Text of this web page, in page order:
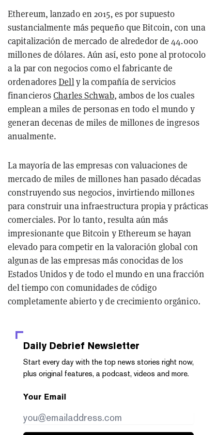
Ethereum, lanzado en 2015, es por supuesto
sustancialmente más pequeño que Bitcoin, con una
capitalización de mercado de alrededor de 44.000
millones de dólares. Aún así, esto pone al protocolo
a la par con negocios como el fabricante de
ordenadoresDelly la compañía de servicios
financierosCharles Schwab, ambos de los cuales
emplean a miles de personas en todo el mundo y
generan decenas de miles de millones de ingresos
anualmente.
La mayoría de las empresas con valuaciones de
mercado de miles de millones han pasado décadas
construyendo sus negocios, invirtiendo millones
para construir una infraestructura propia y prácticas
comerciales. Por lo tanto, resulta aún más
impresionante que Bitcoin y Ethereum se hayan
elevado para competir en la valoración global con
algunas de las empresas más conocidas de los
Estados Unidos y de todo el mundo en una fracción
del tiempo con comunidades de código
completamente abierto y de crecimiento orgánico.
Daily Debrief Newsletter
Start every day with the top news stories right now,
plus original features, a podcast, videos and more.
Your Email